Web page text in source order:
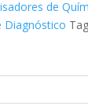
de
Diagnóstico